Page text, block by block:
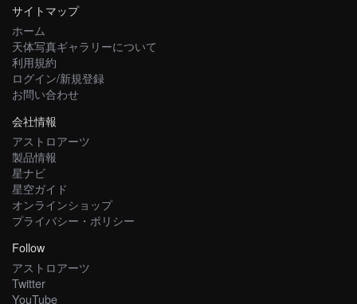
サイトマップ
ホーム
天体写真ギャラリーについて
利用規約
ログイン/新規登録
お問い合わせ
会社情報
アストロアーツ
製品情報
星ナビ
星空ガイド
オンラインショップ
プライバシー・ポリシー
Follow
アストロアーツ
Twitter
YouTube